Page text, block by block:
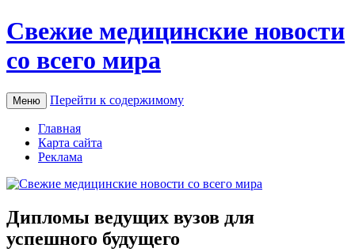
Свежие медицинские новости
со всего мира
Меню Перейти к содержимому
Главная
Карта сайта
Реклама
Дипломы ведущих вузов для
успешного будущего